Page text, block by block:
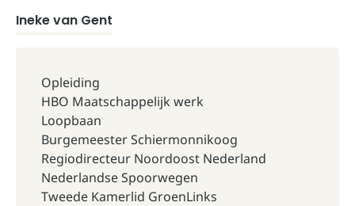
Ineke van Gent
Opleiding
HBO Maatschappelijk werk
Loopbaan
Burgemeester Schiermonnikoog
Regiodirecteur Noordoost Nederland
Nederlandse Spoorwegen
Tweede Kamerlid GroenLinks